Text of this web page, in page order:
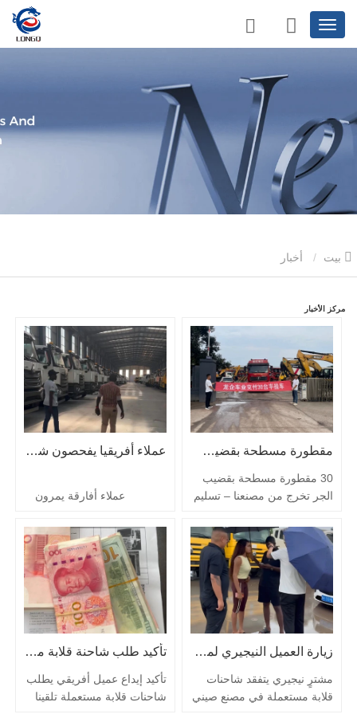
مركز الأخبار
عملاء أفريقيا يفحصون شاحنات قلابة مستعملة
عملاء أفارقة يمرون
القلابة كان لدينا بعض الزوار
من أفريقيا مروا عبر المستودع
في الثاني من أغسطس. كانوا
هنا خصيصًا لتفقد مخزون
شاحناتنا القلابة المستعملة،
وبصراحة، كان يومًا جيدًا جدًا.
أخذناهم مباشرة إلى أرضية…
مقطورة مسطحة بقضيب جر للبيع
30 مقطورة مسطحة بقضيب
الجر تخرج من مصنعنا – تسليم
مزدحماً بالنسبة لنا. قمنا بتحميل
30 مقطورة مسطحة بقضيب
الجر وأرسلناها إلى مالكها
الجديد – وهي شركة لوجستية
مقرها في غرب أفريقيا. كانوا
في مفاوضات معنا لأسابيع،
وأخيراً جاء اليوم لشحن هذه
المقطورات القوية. عمل
تأكيد طلب شاحنة قلابة مستعملة من أفريقيا
تأكيد إيداع عميل أفريقي يطلب
شاحنات قلابة مستعملة تلقينا
زيارة العميل النيجيري لمصنع الصين لفحص شاحنات التفريغ المستعملة
مشترٍ نيجيري يتفقد شاحنات
قلابة مستعملة في مصنع صيني